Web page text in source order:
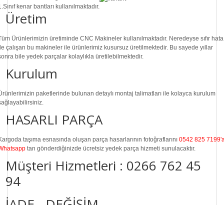
kenar bantları kullanılmaktadır.
Üretim
Ürünlerimizin üretiminde CNC Makine ler kullanılmaktadır. Neredeyse sıfır hata
çalışan bu makineler ile ürünlerimiz kusursuz üretilmektedir. Bu sayede yıllar
bile yedek parçalar kolaylıkla üretilebilmektedir.
Kurulum
paketlerinde bulunan detaylı montaj talimatları ile kolayca kurulum
HASARLI PARÇA
taşıma esnasında oluşan parça hasarlarının fotoğraflarını 0542 825
tan gönderdiğinizde ücretsiz yedek parça hizmeti sunulacaktır.
Müşteri Hizmetleri : 0266 762 45
94